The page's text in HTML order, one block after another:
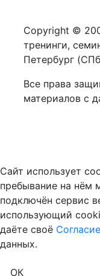
Copyright ©
тренинги,
Петербург
Все права
материалов с
Сайт использует
пребывание на нём
подключён сервис
использующий
даёте своё Cогласие
данных.
ОК